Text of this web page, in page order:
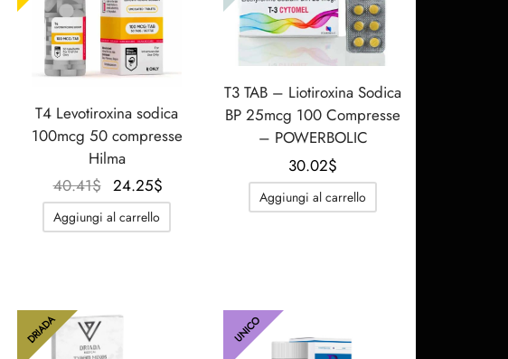
T4 Levotiroxina sodica
100mcg 50 compresse
Hilma
40.41$
Il
prezzo
originale
24.25$
prezzo
attuale
Aggiungi al carrello
T3 TAB – Liotiroxina Sodica
BP 25mcg 100 Compresse
– POWERBOLIC
30.02$
Aggiungi al carrello
DRIADA UNICO